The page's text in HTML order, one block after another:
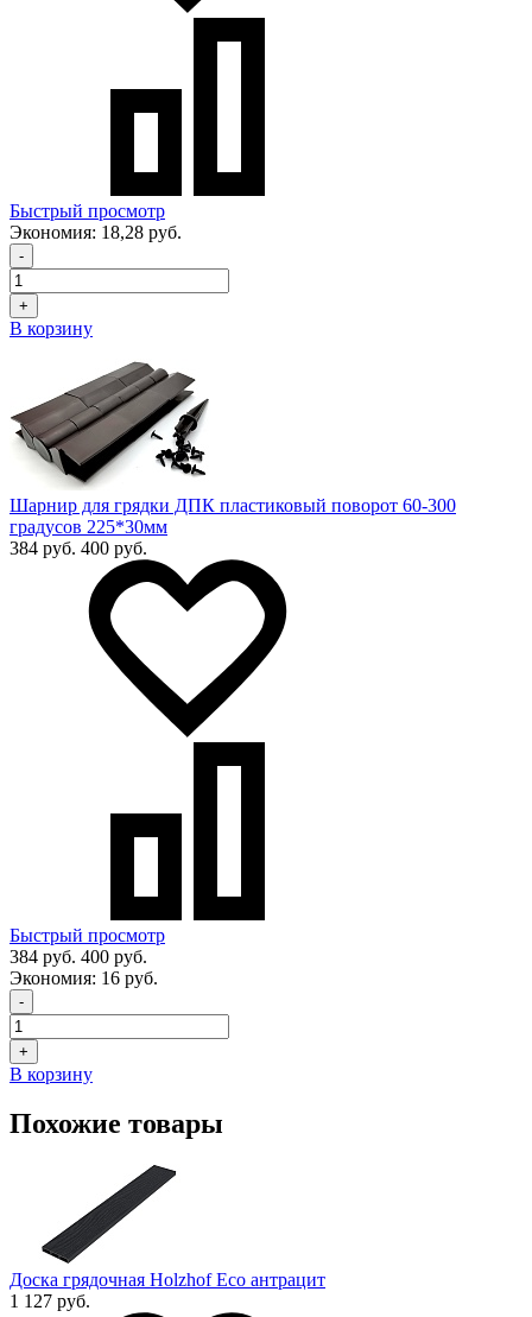
Быстрый просмотр
Экономия: 18,28 руб.
-
+
В корзину
Шарнир для грядки ДПК пластиковый поворот 60-300
градусов 225*30мм
384 руб. 400 руб.
Быстрый просмотр
384 руб. 400 руб.
Экономия: 16 руб.
-
+
В корзину
Похожие товары
Доска грядочная Holzhof Eco антрацит
1 127 руб.